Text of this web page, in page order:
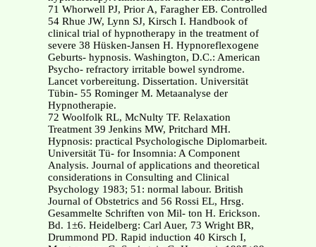
71 Whorwell PJ, Prior A, Faragher EB. Controlled
54 Rhue JW, Lynn SJ, Kirsch I. Handbook of
clinical trial of hypnotherapy in the treatment of
severe 38 Hüsken-Jansen H. Hypnoreflexogene
Geburts- hypnosis. Washington, D.C.: American
Psycho- refractory irritable bowel syndrome.
Lancet vorbereitung. Dissertation. Universität
Tübin- 55 Rominger M. Metaanalyse der
Hypnotherapie.
72 Woolfolk RL, McNulty TF. Relaxation
Treatment 39 Jenkins MW, Pritchard MH.
Hypnosis: practical Psychologische Diplomarbeit.
Universität Tü- for Insomnia: A Component
Analysis. Journal of applications and theoretical
considerations in Consulting and Clinical
Psychology 1983; 51: normal labour. British
Journal of Obstetrics and 56 Rossi EL, Hrsg.
Gesammelte Schriften von Mil- ton H. Erickson.
Bd. 1±6. Heidelberg: Carl Auer, 73 Wright BR,
Drummond PD. Rapid induction 40 Kirsch I,